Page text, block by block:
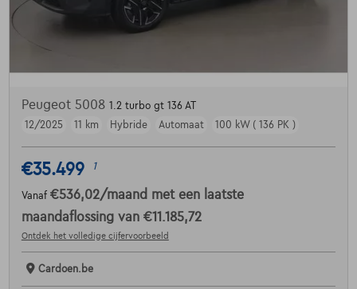
Peugeot 5008 1.2 turbo gt 136 AT
12/2025
11 km Hybride Automaat 100 kW ( 136 PK )
€35.499 1
Vanaf €536,02/maand met een laatste
maandaflossing van €11.185,72
Ontdek het volledige cijfervoorbeeld
Cardoen.be